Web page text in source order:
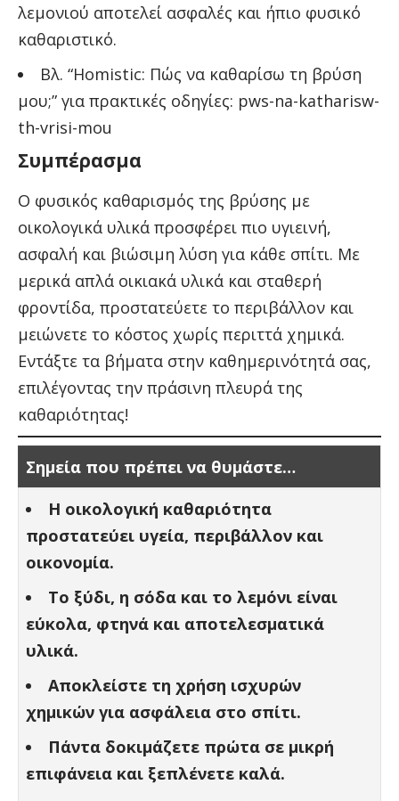
λεμονιού αποτελεί ασφαλές και ήπιο φυσικό
καθαριστικό.
Βλ. “Homistic: Πώς να καθαρίσω τη βρύση
μου;” για πρακτικές οδηγίες: pws-na-katharisw-
th-vrisi-mou
Συμπέρασμα
Ο φυσικός καθαρισμός της βρύσης με
οικολογικά υλικά προσφέρει πιο υγιεινή,
ασφαλή και βιώσιμη λύση για κάθε σπίτι. Με
μερικά απλά οικιακά υλικά και σταθερή
φροντίδα, προστατεύετε το περιβάλλον και
μειώνετε το κόστος χωρίς περιττά χημικά.
Εντάξτε τα βήματα στην καθημερινότητά σας,
επιλέγοντας την πράσινη πλευρά της
καθαριότητας!
Σημεία που πρέπει να θυμάστε…
Η οικολογική καθαριότητα
προστατεύει υγεία, περιβάλλον και
οικονομία.
Το ξύδι, η σόδα και το λεμόνι είναι
εύκολα, φτηνά και αποτελεσματικά
υλικά.
Αποκλείστε τη χρήση ισχυρών
χημικών για ασφάλεια στο σπίτι.
Πάντα δοκιμάζετε πρώτα σε μικρή
επιφάνεια και ξεπλένετε καλά.